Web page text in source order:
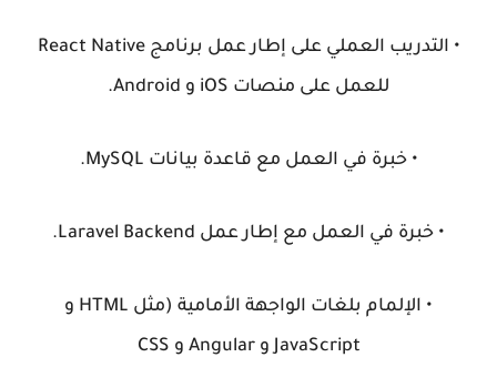
• التدريب العملي على إطار عمل برنامج React Native
للعمل على منصات iOS و Android.
• خبرة في العمل مع قاعدة بيانات MySQL.
• خبرة في العمل مع إطار عمل Laravel Backend.
• الإلمام بلغات الواجهة الأمامية (مثل HTML و
JavaScript و Angular و CSS